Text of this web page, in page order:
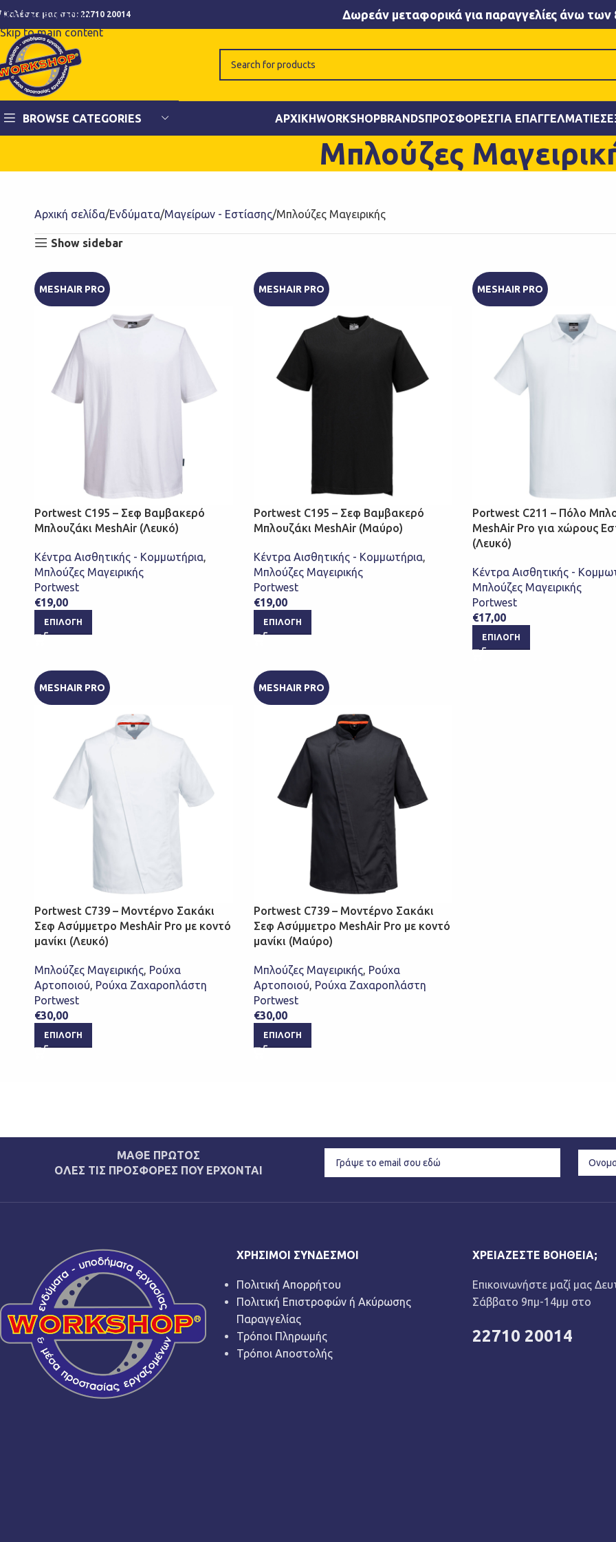
Skip to navigation
Skip to main content
Καλέστε μας στο: 22710 20014 Δωρεάν μεταφορικά για παραγγελίες άνω των
BROWSE CATEGORIES ΑΡΧΙΚΉWORKSHOPBRANDSΠΡΟΣΦΟΡΈΣΓΙΑ ΕΠΑΓΓΕΛΜΑΤΊΕΣ
Μπλούζες
Αρχική σελίδα Ενδύματα Μαγείρων - Εστίασης Μπλούζες Μαγειρικής
Show sidebar
MESHAIR PRO
Portwest C195 – Σεφ Βαμβακερό
Μπλουζάκι MeshAir (Λευκό)
Κέντρα Αισθητικής - Κομμωτήρια
Μπλούζες Μαγειρικής
Portwest
€19,00
ΕΠΙΛΟΓΉ
MESHAIR PRO
Portwest C195 – Σεφ Βαμβακερό
Μπλουζάκι MeshAir (Μαύρο)
Κέντρα Αισθητικής - Κομμωτήρια
Μπλούζες Μαγειρικής
Portwest
€19,00
ΕΠΙΛΟΓΉ
MESHAIR PRO
Portwest C211 – Πόλο
MeshAir Pro για χώρους
(Λευκό)
Κέντρα Αισθητικής -
Μπλούζες Μαγειρικής
Portwest
€17,00
ΕΠΙΛΟΓΉ
MESHAIR PRO
Portwest C739 – Μοντέρνο Σακάκι
Σεφ Ασύμμετρο MeshAir Pro με κοντό
μανίκι (Λευκό)
Μπλούζες Μαγειρικής, Ρούχα
Αρτοποιού, Ρούχα Ζαχαροπλάστη
Portwest
€30,00
ΕΠΙΛΟΓΉ
MESHAIR PRO
Portwest C739 – Μοντέρνο Σακάκι
Σεφ Ασύμμετρο MeshAir Pro με κοντό
μανίκι (Μαύρο)
Μπλούζες Μαγειρικής, Ρούχα
Αρτοποιού, Ρούχα Ζαχαροπλάστη
Portwest
€30,00
ΕΠΙΛΟΓΉ
ΜΑΘΕ ΠΡΩΤΟΣ
ΟΛΕΣ ΤΙΣ ΠΡΟΣΦΟΡΕΣ ΠΟΥ ΕΡΧΟΝΤΑΙ
ΧΡΉΣΙΜΟΙ ΣΎΝΔΕΣΜΟΙ
Πολιτική Απορρήτου
Πολιτική Επιστροφών ή Ακύρωσης
Παραγγελίας
Τρόποι Πληρωμής
Τρόποι Αποστολής
ΧΡΕΙΆΖΕΣΤΕ ΒΟΉΘΕΙΑ;
Επικοινωνήστε μαζί μας
Σάββατο 9πμ-14μμ στο
22710 20014